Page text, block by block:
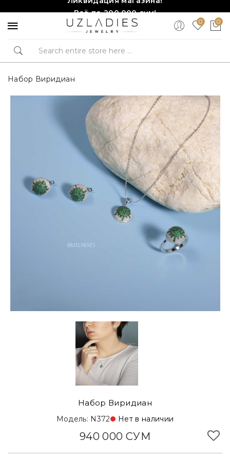
Всё по 200,000 сум!
Торопитесь, количество ограничено!❤️!0 0
Набор Виридиан
Набор Виридиан
Модель: N372 Нет в наличии
940 000 СУМ